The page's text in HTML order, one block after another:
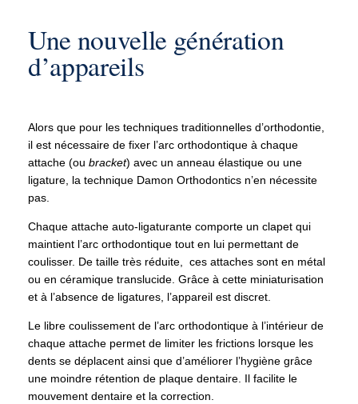
Une nouvelle génération
d’appareils
Alors que pour les techniques traditionnelles d’orthodontie,
il est nécessaire de fixer l’arc orthodontique à chaque
attache (ou bracket) avec un anneau élastique ou une
ligature, la technique Damon Orthodontics n’en nécessite
pas.
Chaque attache auto-ligaturante comporte un clapet qui
maintient l’arc orthodontique tout en lui permettant de
coulisser. De taille très réduite, ces attaches sont en métal
ou en céramique translucide. Grâce à cette miniaturisation
et à l’absence de ligatures, l’appareil est discret.
Le libre coulissement de l’arc orthodontique à l’intérieur de
chaque attache permet de limiter les frictions lorsque les
dents se déplacent ainsi que d’améliorer l’hygiène grâce
une moindre rétention de plaque dentaire. Il facilite le
mouvement dentaire et la correction.